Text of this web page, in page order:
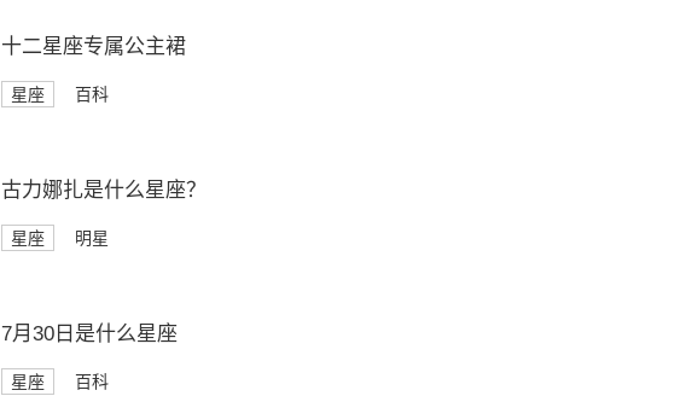
十二星座专属公主裙
星座 百科
古力娜扎是什么星座？
星座 明星
7月30日是什么星座
星座 百科